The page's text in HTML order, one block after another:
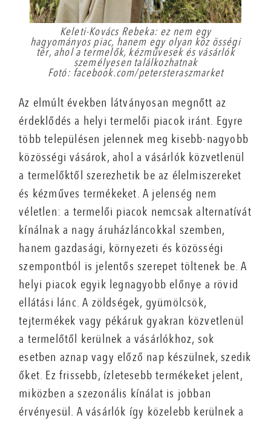
Keleti-Kovács Rebeka: ez nem egy
hagyományos piac, hanem egy olyan köz össégi
tér, ahol a termelők, kézművesek és vásárlók
személyesen találkozhatnak
Fotó: facebook.com/petersteraszmarket
Az elmúlt években látványosan megnőtt az
érdeklődés a helyi termelői piacok iránt. Egyre
több településen jelennek meg kisebb-nagyobb
közösségi vásárok, ahol a vásárlók közvetlenül
a termelőktől szerezhetik be az élelmiszereket
és kézműves termékeket. A jelenség nem
véletlen: a termelői piacok nemcsak alternatívát
kínálnak a nagy áruházláncokkal szemben,
hanem gazdasági, környezeti és közösségi
szempontból is jelentős szerepet töltenek be. A
helyi piacok egyik legnagyobb előnye a rövid
ellátási lánc. A zöldségek, gyümölcsök,
tejtermékek vagy pék­áruk gyakran közvetlenül
a termelőtől kerülnek a vásárlókhoz, sok
esetben aznap vagy előző nap készülnek, szedik
őket. Ez frissebb, ízletesebb termékeket jelent,
miközben a szezonális kínálat is jobban
érvényesül. A vásárlók így közelebb kerülnek a